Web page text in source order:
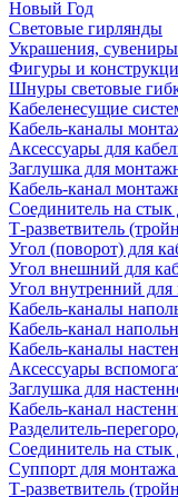
Новый Год
Световые гирлянды
Украшения, сувениры
Фигуры и
Шнуры световые
Кабеленесущие
Кабель-каналы
Аксессуары для
Заглушка для
Кабель-канал
Соединитель на стык
Т-разветвитель
Угол (поворот) для
Угол внешний для
Угол внутренний для
Кабель-каналы
Кабель-канал
Кабель-каналы
Аксессуары
Заглушка для
Кабель-канал
Разделитель-
Соединитель на стык
Суппорт для
Т-разветвитель